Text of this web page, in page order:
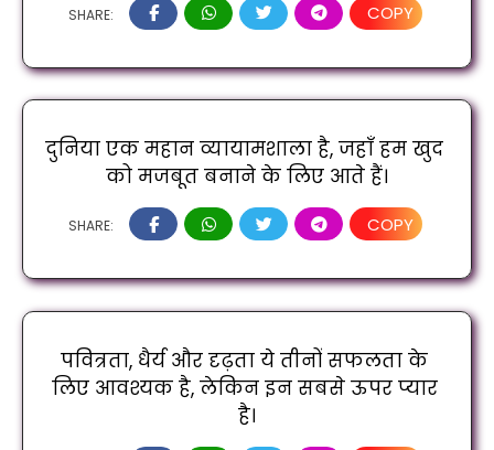
SHARE: COPY
दुनिया एक महान व्यायामशाला है, जहाँ हम खुद
को मजबूत बनाने के लिए आते हैं।
SHARE: COPY
पवित्रता, धैर्य और दृढ़ता ये तीनों सफलता के
लिए आवश्यक है, लेकिन इन सबसे ऊपर प्यार
है।